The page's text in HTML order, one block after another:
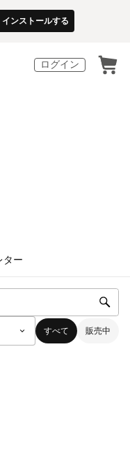
インストールする
ログイン
ター
すべて 販売中